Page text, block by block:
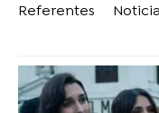
Referentes